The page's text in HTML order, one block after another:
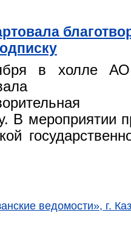
в холле
В мероприятии
ведомости», г.